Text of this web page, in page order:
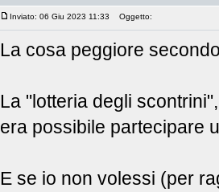
Inviato: 06 Giu 2023 11:33 Oggetto:
La cosa peggiore
La "lotteria degli
era possibile partecipare
E se io non volessi (per